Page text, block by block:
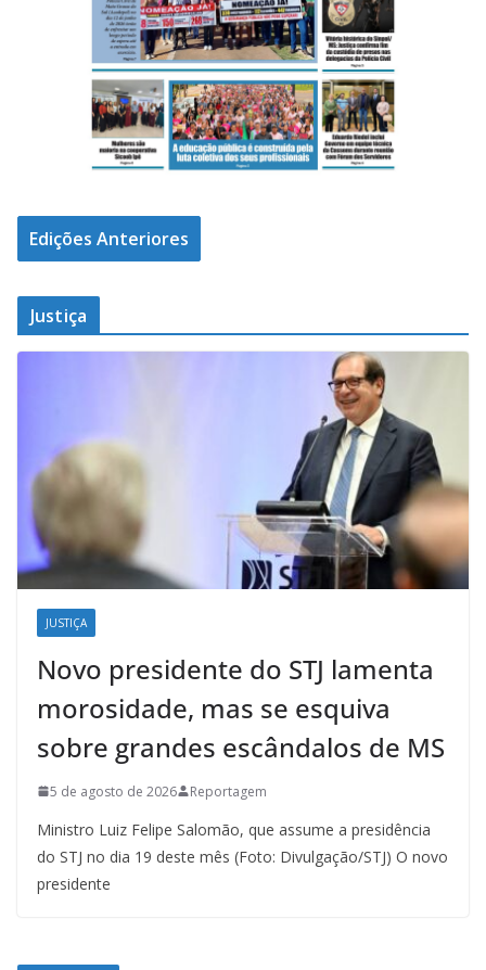
Edições Anteriores
Justiça
JUSTIÇA
Novo presidente do STJ lamenta
morosidade, mas se esquiva
sobre grandes escândalos de MS
5 de agosto de 2026 Reportagem
Ministro Luiz Felipe Salomão, que assume a presidência
do STJ no dia 19 deste mês (Foto: Divulgação/STJ) O novo
presidente